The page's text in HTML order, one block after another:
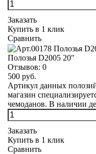
Заказать
Купить в 1 клик
Сравнить
Полозья D2005 20"
Отзывов: 0
500 руб.
Артикул данных
магазин
чемоданов. В наличии
Заказать
Купить в 1 клик
Сравнить